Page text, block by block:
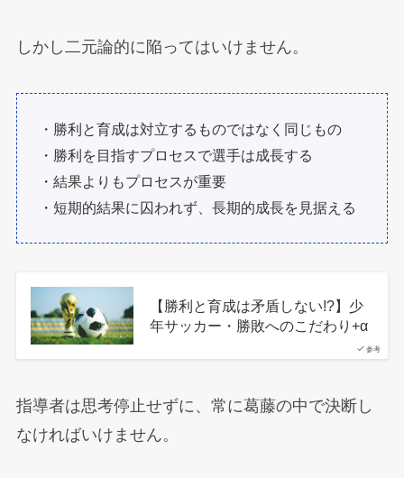
しかし二元論的に陥ってはいけません。
・勝利と育成は対立するものではなく同じもの
・勝利を目指すプロセスで選手は成長する
・結果よりもプロセスが重要
・短期的結果に囚われず、長期的成長を見据える
参考
【勝利と育成は矛盾しない!?】少
年サッカー・勝敗へのこだわり+α
指導者は思考停止せずに、常に葛藤の中で決断し
なければいけません。